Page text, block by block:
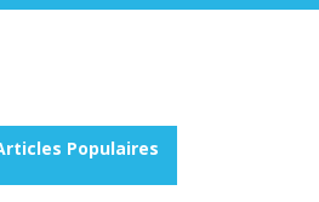
Populaires